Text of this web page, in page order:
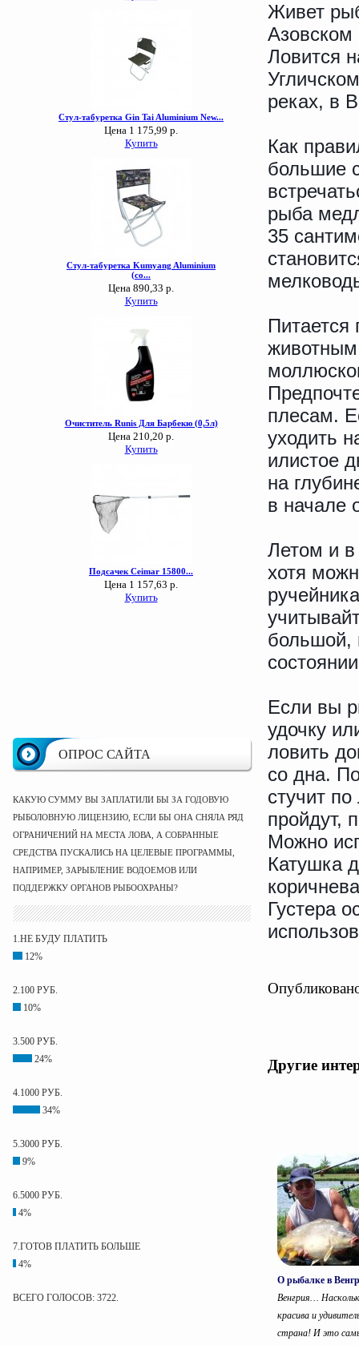
ОПРОС САЙТА
КАКУЮ СУММУ ВЫ ЗАПЛАТИЛИ БЫ ЗА ГОДОВУЮ
РЫБОЛОВНУЮ ЛИЦЕНЗИЮ, ЕСЛИ БЫ ОНА СНЯЛА РЯД
ОГРАНИЧЕНИЙ НА МЕСТА ЛОВА, А СОБРАННЫЕ
СРЕДСТВА ПУСКАЛИСЬ НА ЦЕЛЕВЫЕ ПРОГРАММЫ,
НАПРИМЕР, ЗАРЫБЛЕНИЕ ВОДОЕМОВ ИЛИ
ПОДДЕРЖКУ ОРГАНОВ РЫБООХРАНЫ?
1.НЕ БУДУ ПЛАТИТЬ
12%
2.100 РУБ.
10%
3.500 РУБ.
24%
4.1000 РУБ.
34%
5.3000 РУБ.
9%
6.5000 РУБ.
4%
7.ГОТОВ ПЛАТИТЬ БОЛЬШЕ
4%
ВСЕГО ГОЛОСОВ: 3722.
Живет
Азовском
Ловится
реках, в
Как
большие
рыба
35
Питается
плесам.
уходить
илистое
на
в начале
Летом и
хотя
большой,
Если вы
удочку
ловить
со дна.
стучит
пройдут,
Можно
Катушка
Густера
Другие
О рыбалке в
Венгрия…
красива и
страна! И это